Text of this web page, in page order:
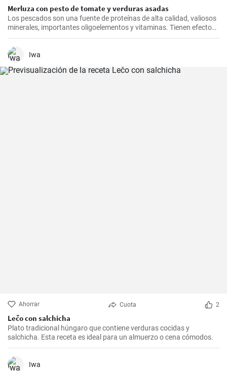
Merluza con pesto de tomate y verduras asadas
Los pescados son una fuente de proteínas de alta calidad, valiosos
minerales, importantes oligoelementos y vitaminas. Tienen efectos
beneficiosos para el sistema cardiovascular y se recomienda
consumirlos al menos dos veces a la semana. Inspírate con nuestro
rápido almuerzo.
Iwa
Ahorrar Cuota 2
Lečo con salchicha
Plato tradicional húngaro que contiene verduras cocidas y
salchicha. Esta receta es ideal para un almuerzo o cena cómodos.
Iwa